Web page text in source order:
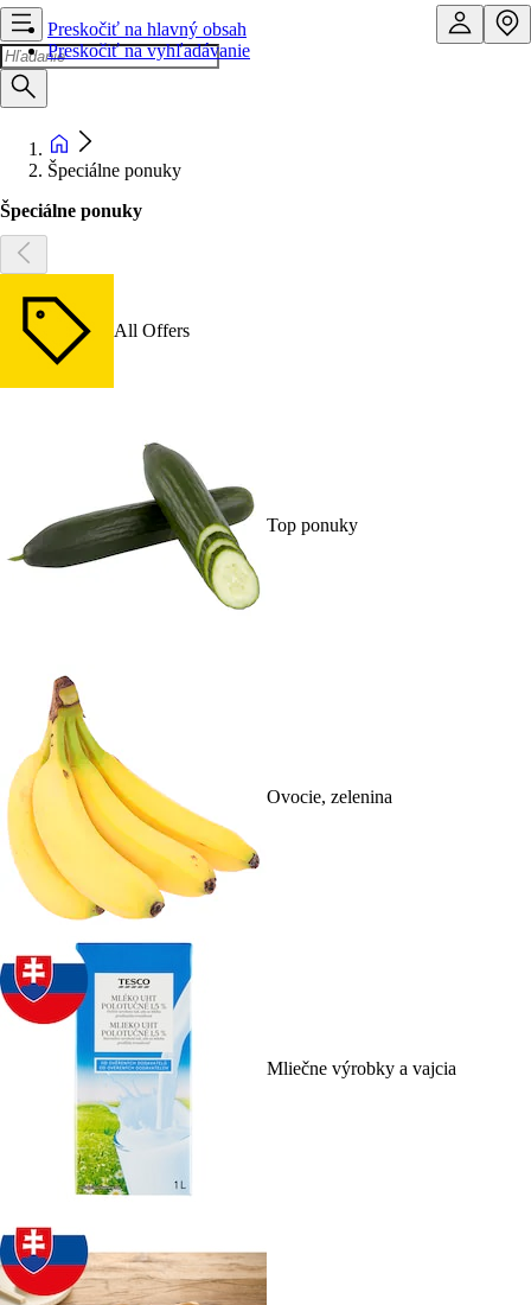
Preskočiť na hlavný obsah
Preskočiť na vyhľadávanie
Špeciálne ponuky
Špeciálne ponuky
All Offers
Top ponuky
Ovocie, zelenina
Mliečne výrobky a vajcia